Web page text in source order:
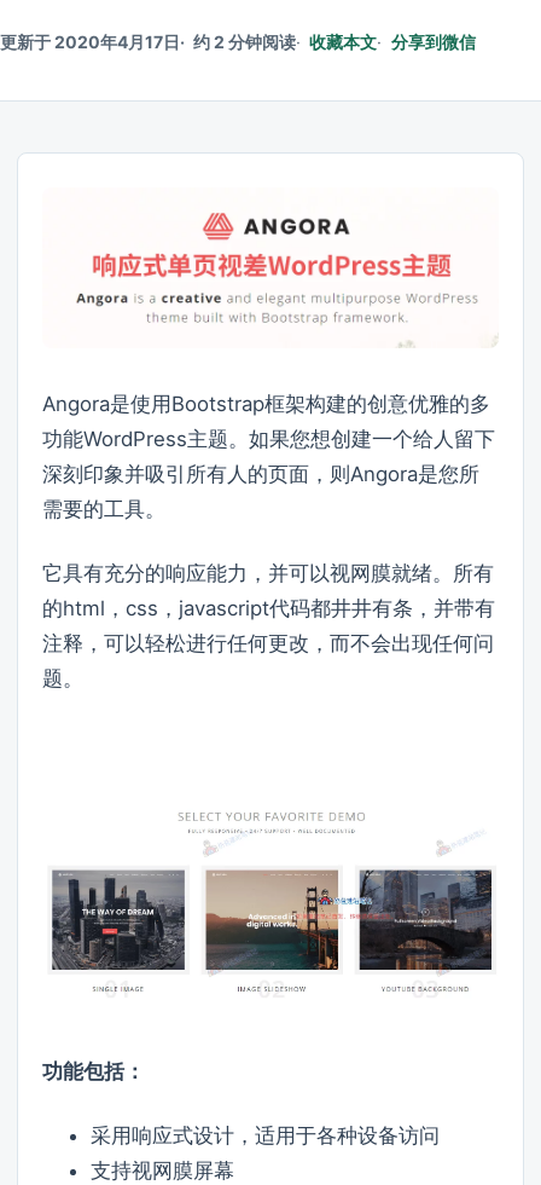
更新于 2020年4月17日 约 2 分钟阅读 收藏本文 分享到微信
Angora是使用Bootstrap框架构建的创意优雅的多
功能WordPress主题。如果您想创建一个给人留下
深刻印象并吸引所有人的页面，则Angora是您所
需要的工具。
它具有充分的响应能力，并可以视网膜就绪。所有
的html，css，javascript代码都井井有条，并带有
注释，可以轻松进行任何更改，而不会出现任何问
题。
功能包括：
采用响应式设计，适用于各种设备访问
支持视网膜屏幕